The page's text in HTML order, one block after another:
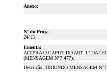
Anexo:
-
Nº do Proj.:
24/13
Ementa:
ALTERA O CAPUT DO ART. 1° DA
(MENSAGEM N°7.477).
Descrição: ORIUNDO MENSAGEM